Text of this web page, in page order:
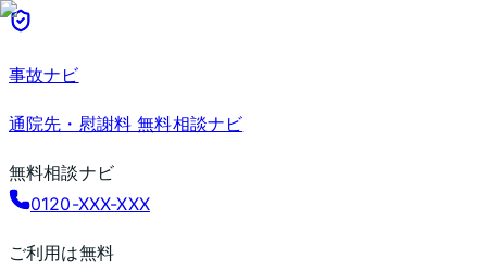
事故ナビ
通院先・慰謝料 無料相談ナビ
無料相談ナビ
0120-XXX-XXX
ご利用は無料